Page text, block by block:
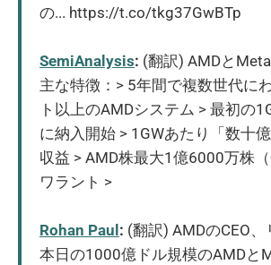
の... https://t.co/tkg37GwBTp
SemiAnalysis: (翻訳) AMDと
主な特徴：> 5年間で複数世代に
ト以上のAMDシステム > 最初の
に納入開始 > 1GWあたり「数十
収益 > AMD株最大1億6000万株
ワラント >
Rohan Paul : (翻訳) AMDのCEO、
本日の1000億ドル規模のAMDと